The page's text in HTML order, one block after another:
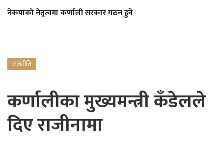
नेकपाको नेतृत्वमा कर्णाली सरकार गठन हुने
राजनीति
कर्णालीका मुख्यमन्त्री कँडेलले
दिए राजीनामा